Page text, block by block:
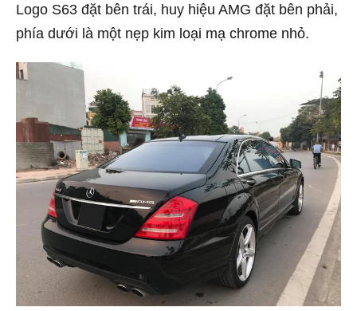
Logo S63 đặt bên trái, huy hiệu AMG đặt bên phải,
phía dưới là một nẹp kim loại mạ chrome nhỏ.